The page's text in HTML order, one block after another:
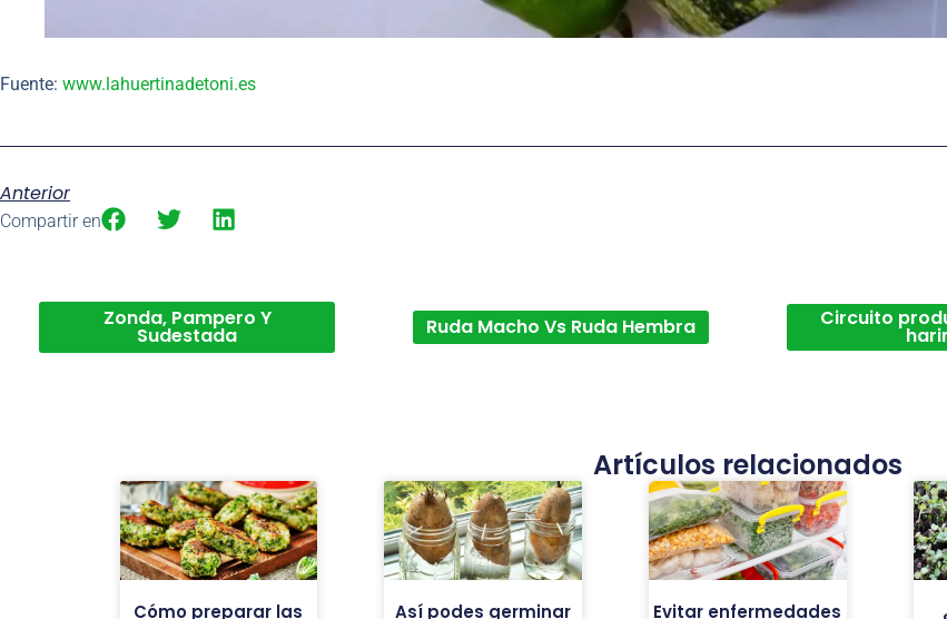
Fuente: www.lahuertinadetoni.es
Anterior
Compartir en
Zonda, Pampero Y
Sudestada Ruda Macho Vs Ruda Hembra Circuito
Artículos relacionados
Cómo preparar las Así podes germinar Evitar enfermedades